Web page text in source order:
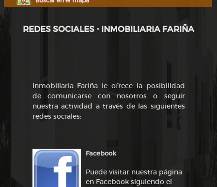
REDES SOCIALES - INMOBILIARIA FARIÑA
Inmobiliaria Fariña le ofrece la posibilidad
de comunicarse con nosotros o seguir
nuestra actividad a través de las siguientes
redes sociales:
Facebook
Puede visitar nuestra página
en Facebook siguiendo el